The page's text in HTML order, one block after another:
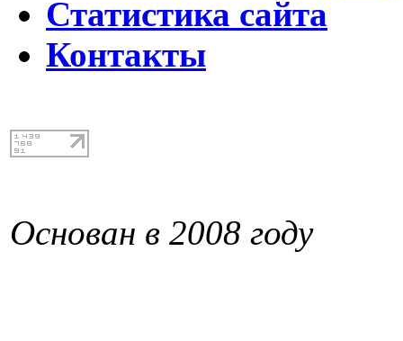
Статистика сайта
Контакты
Основан в 2008 году